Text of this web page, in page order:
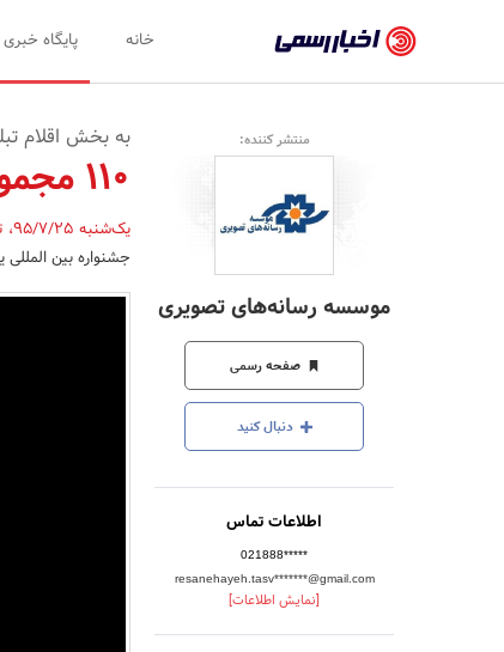
رسمی
-
اخبار
تایید
شده
شرکت‌ها،
سازمان‌ها
و
روابط
عمومی‌ها
خانه پایگاه خبری
منتشر کننده:
موسسه رسانه‌های تصویری
صفحه رسمی
دنبال کنید
اطلاعات تماس
021888*****
resanehayeh.tasv*******@gmail.com
[نمایش اطلاعات]
به بخش اقلام
110 مجموعه عکس، تیزر و پوستر درجشنواره یاس
یک‌شنبه 95/7/25 ،
جشنواره بین